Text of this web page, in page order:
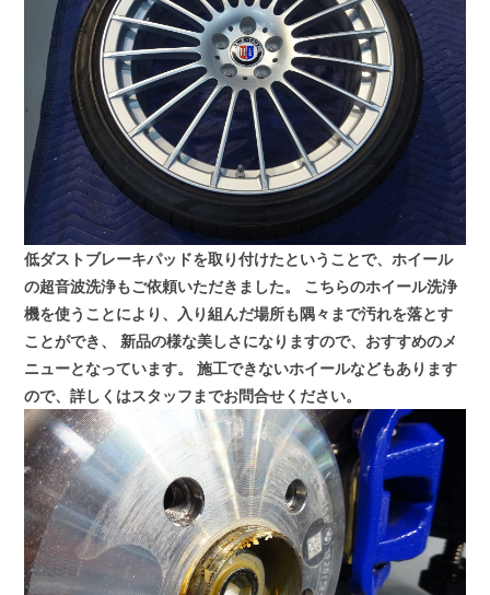
低ダストブレーキパッドを取り付けたということで、ホイール
の超音波洗浄もご依頼いただきました。
こちらのホイール洗浄
機を使うことにより、入り組んだ場所も隅々まで汚れを落とす
ことができ、
新品の様な美しさになりますので、おすすめのメ
ニューとなっています。
施工できないホイールなどもあります
ので、詳しくはスタッフまでお問合せください。